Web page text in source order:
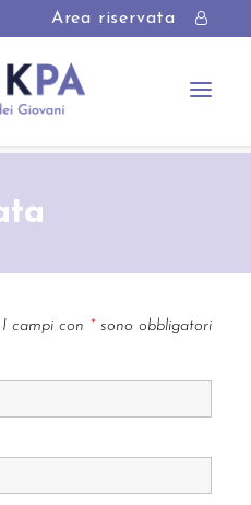
Area riservata
I campi con *sono obbligatori